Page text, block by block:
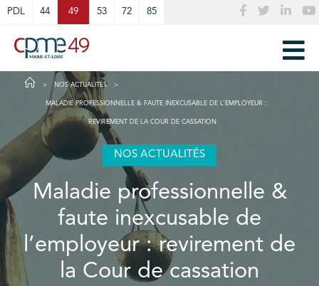
PDL 44 49 53 72 85
NOS ACTUALITÉS
MALADIE PROFESSIONNELLE & FAUTE INEXCUSABLE DE L’EMPLOYEUR :
REVIREMENT DE LA COUR DE CASSATION
NOS ACTUALITÉS
Maladie professionnelle &
faute inexcusable de
l’employeur : revirement de
la Cour de cassation
Cookies management panel